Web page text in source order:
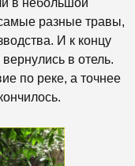
в небольшой
разные травы,
И к концу
в отель.
по реке, а точнее